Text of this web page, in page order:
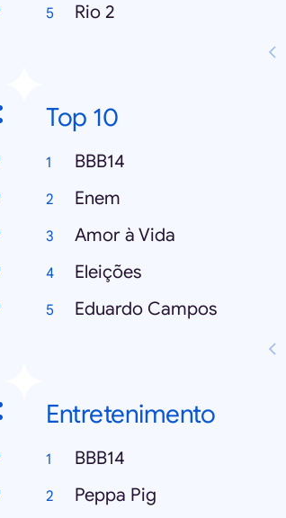
Rio 2
Top 10
BBB14
Enem
Amor à Vida
Eleições
Eduardo Campos
Entretenimento
BBB14
Peppa Pig